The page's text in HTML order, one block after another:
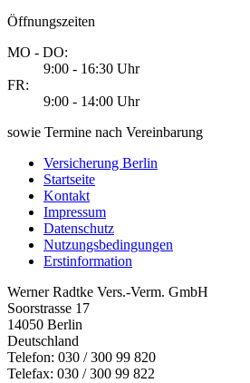
Öffnungszeiten
MO - DO:
9:00 - 16:30 Uhr
FR:
9:00 - 14:00 Uhr
sowie Termine nach Vereinbarung
Versicherung Berlin
Startseite
Kontakt
Impressum
Datenschutz
Nutzungsbedingungen
Erstinformation
Werner Radtke Vers.-Verm. GmbH
Soorstrasse 17
14050 Berlin
Deutschland
Telefon: 030 / 300 99 820
Telefax: 030 / 300 99 822